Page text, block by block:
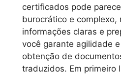
certificados pode
burocrático e complexo,
informações claras e
você garante agilidade
obtenção de
traduzidos. Em primeiro